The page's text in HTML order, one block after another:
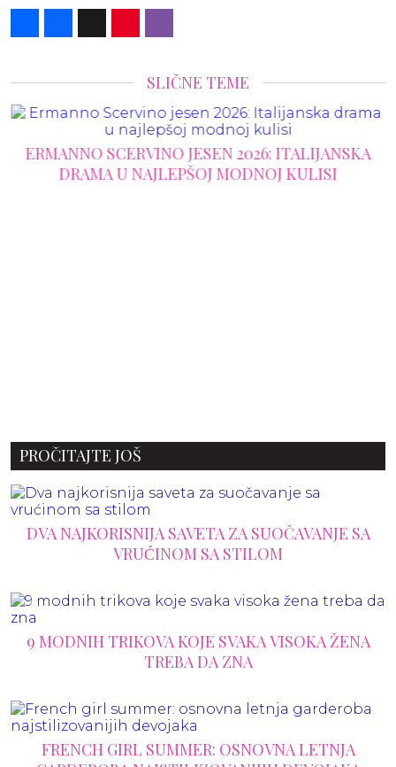
SLIČNE TEME
ERMANNO SCERVINO JESEN 2026: ITALIJANSKA
DRAMA U NAJLEPŠOJ MODNOJ KULISI
PROČITAJTE JOŠ
DVA NAJKORISNIJA SAVETA ZA SUOČAVANJE SA
VRUĆINOM SA STILOM
9 MODNIH TRIKOVA KOJE SVAKA VISOKA ŽENA
TREBA DA ZNA
FRENCH GIRL SUMMER: OSNOVNA LETNJA